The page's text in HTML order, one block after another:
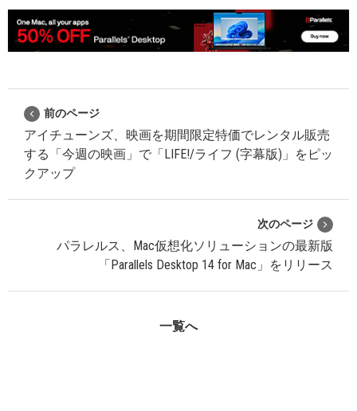
前のページ
アイチューンズ、映画を期間限定特価でレンタル販売
する「今週の映画」で「LIFE!/ライフ (字幕版)」をピッ
クアップ
次のページ
パラレルス、Mac仮想化ソリューションの最新版
「Parallels Desktop 14 for Mac」をリリース
一覧へ